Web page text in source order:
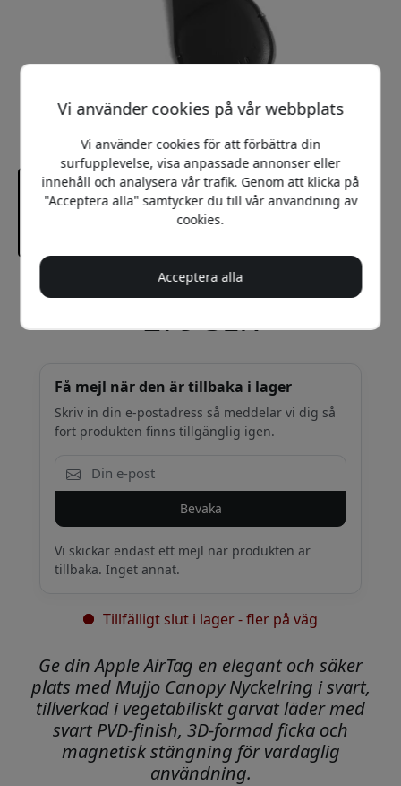
Rekommenderat pris
279 SEK
Få mejl när den är tillbaka i lager
Skriv in din e-postadress så meddelar vi dig så
fort produkten finns tillgänglig igen.
Bevaka
Vi skickar endast ett mejl när produkten är
tillbaka. Inget annat.
Tillfälligt slut i lager - fler på väg
Ge din Apple AirTag en elegant och säker
plats med Mujjo Canopy Nyckelring i svart,
tillverkad i vegetabiliskt garvat läder med
svart PVD-finish, 3D-formad ficka och
magnetisk stängning för vardaglig
användning.
Vi använder cookies på vår webbplats
Vi använder cookies för att förbättra din
surfupplevelse, visa anpassade annonser eller
innehåll och analysera vår trafik. Genom att klicka på
"Acceptera alla" samtycker du till vår användning av
cookies.
Acceptera alla